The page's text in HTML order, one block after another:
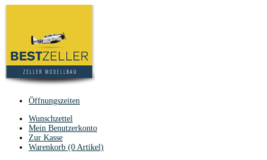
Öffnungszeiten
Wunschzettel
Mein Benutzerkonto
Zur Kasse
Warenkorb (0 Artikel)